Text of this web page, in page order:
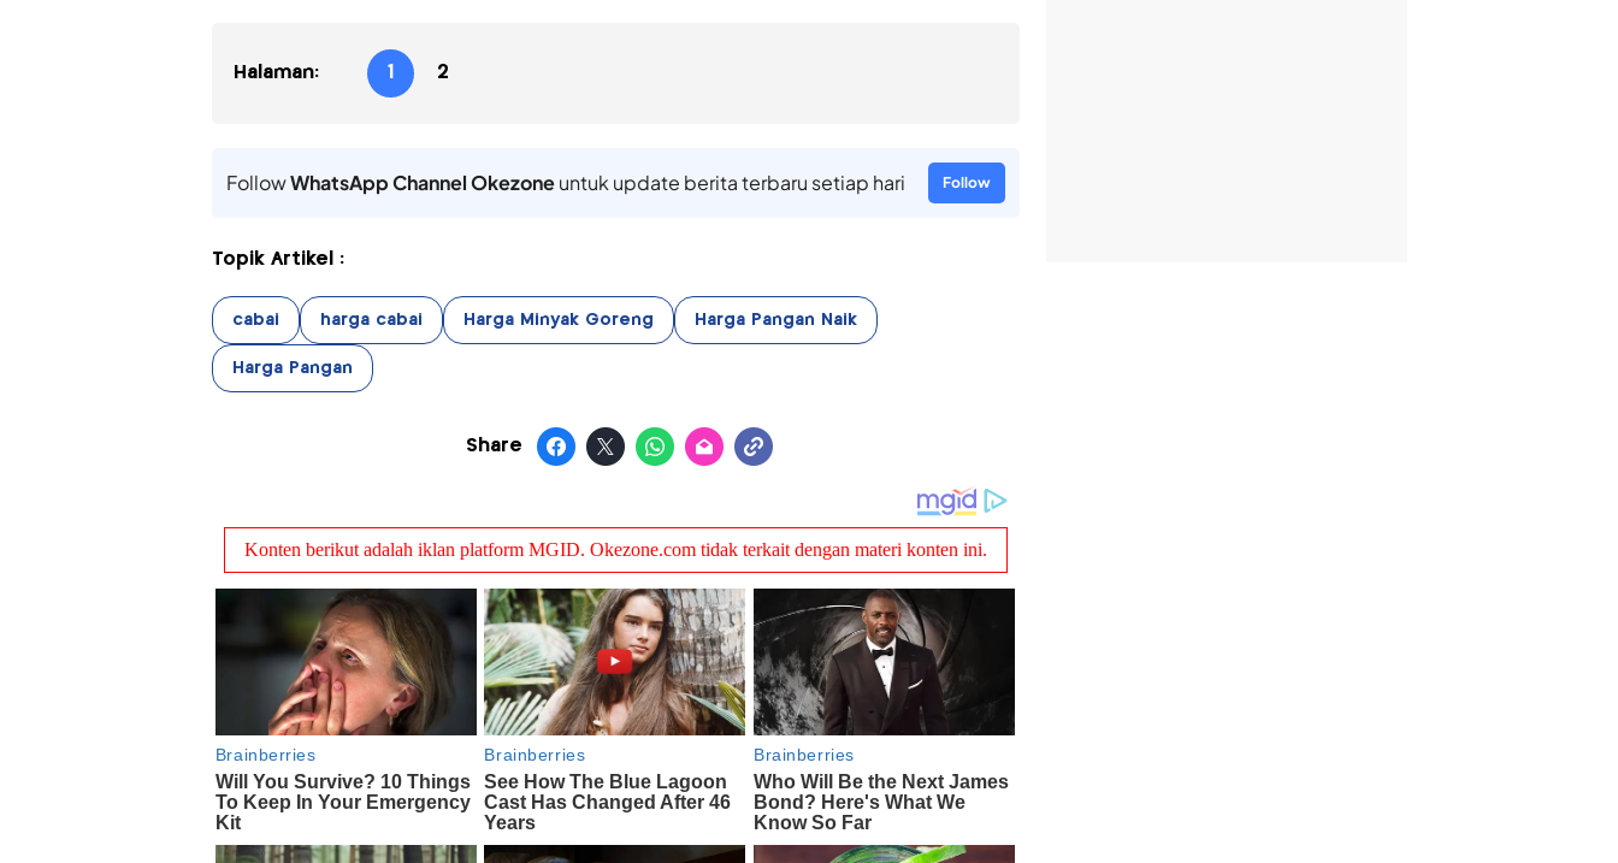
Halaman: 1 2
FollowWhatsApp Channel Okezoneuntuk update berita terbaru setiap hari Follow
Topik Artikel :
cabai harga cabai Harga Minyak Goreng Harga Pangan Naik
Harga Pangan
Share